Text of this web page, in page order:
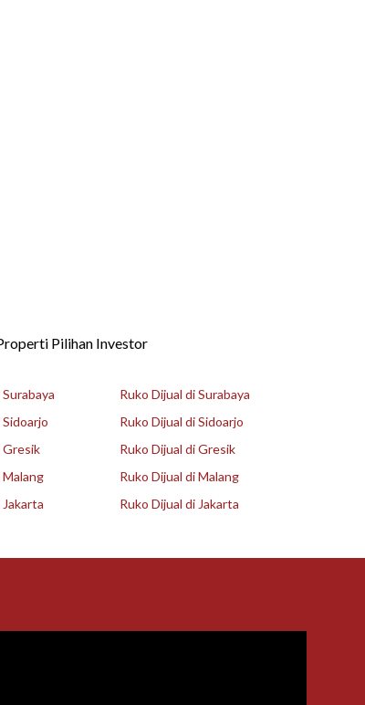
Pilihan Investor
Gresik
Ruko Dijual di Surabaya
Ruko Dijual di Sidoarjo
Ruko Dijual di Gresik
Ruko Dijual di Malang
Ruko Dijual di Jakarta